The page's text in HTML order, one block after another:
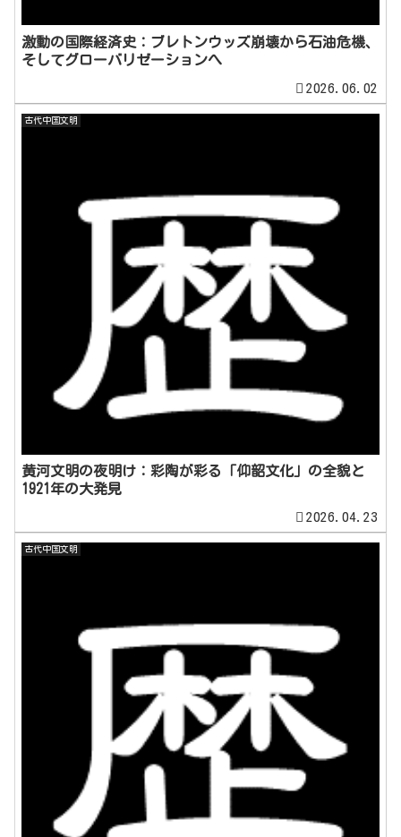
激動の国際経済史：ブレトンウッズ崩壊から石油危機、
そしてグローバリゼーションへ
2026.06.02
古代中国文明
黄河文明の夜明け：彩陶が彩る「仰韶文化」の全貌と
1921年の大発見
2026.04.23
古代中国文明